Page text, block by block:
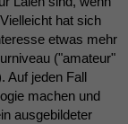
Vielleicht hat sich
etwas mehr
("amateur"
Auf jeden Fall
machen und
ausgebildeter